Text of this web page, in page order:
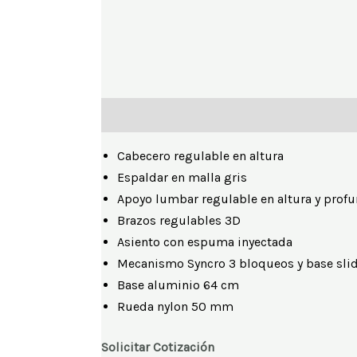
Cabecero regulable en altura
Espaldar en malla gris
Apoyo lumbar regulable en altura y
Brazos regulables 3D
Asiento con espuma inyectada
Mecanismo Syncro 3 bloqueos y base
Base aluminio 64 cm
Rueda nylon 50 mm
Solicitar Cotización